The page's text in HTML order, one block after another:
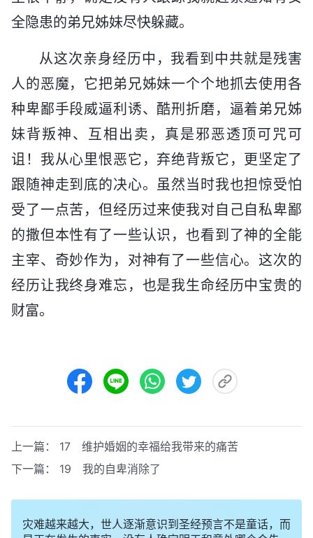
全隐患的弟兄姊妹尽快躲藏。
从这次亲身经历中，我看到中共就是残害
人的恶魔，它把弟兄姊妹一个个地抓去使用各
种卑鄙手段威逼利诱、酷刑折磨，逼着弟兄姊
妹背叛神、互相出卖，真是邪恶透顶可咒可
诅！我从心里恨恶它，弃绝背叛它，更坚定了
跟随神走到底的决心。虽然当时我也担惊受怕
受了一点苦，但经历过来使我对自己自私卑鄙
的撒但本性有了一些认识，也看到了神的全能
主宰、奇妙作为，对神有了一些信心。这次的
经历让我终身难忘，也是我生命经历中宝贵的
财富。
上一篇： 17 维护婚姻的幸福给我带来的痛苦
下一篇： 19 我的自卑消除了
灾难越来越大，世人逐渐意识到圣经预言不是童话，而